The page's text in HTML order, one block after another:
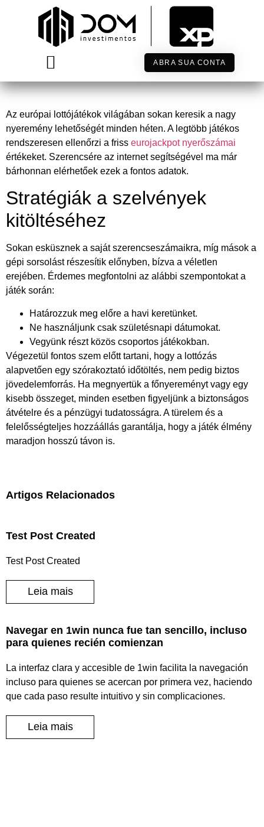
ABRA SUA CONTA
Hogyan érdemes követni az
Eurojackpot alakulását?
Az európai lottójátékok világában sokan keresik a nagy
nyeremény lehetőségét minden héten. A legtöbb játékos
rendszeresen ellenőrzi a friss eurojackpot nyerőszámai
értékeket. Szerencsére az internet segítségével ma már
bárhonnan elérhetőek ezek a fontos adatok.
Stratégiák a szelvények
kitöltéséhez
Sokan esküsznek a saját szerencseszámaikra, míg mások a
gépi sorsolást részesítik előnyben, bízva a véletlen
erejében. Érdemes megfontolni az alábbi szempontokat a
játék során:
Határozzuk meg előre a havi keretünket.
Ne használjunk csak születésnapi dátumokat.
Vegyünk részt közös csoportos játékokban.
Végezetül fontos szem előtt tartani, hogy a lottózás
alapvetően egy szórakoztató időtöltés, nem pedig biztos
jövedelemforrás. Ha megnyertük a főnyereményt vagy egy
kisebb összeget, minden esetben figyeljünk a biztonságos
átvételre és a pénzügyi tudatosságra. A türelem és a
felelősségteljes hozzáállás garantálja, hogy a játék élmény
maradjon hosszú távon is.
Artigos Relacionados
Test Post Created
Test Post Created
Leia mais
Navegar en 1win nunca fue tan sencillo, incluso
para quienes recién comienzan
La interfaz clara y accesible de 1win facilita la navegación
incluso para quienes se acercan por primera vez, haciendo
que cada paso resulte intuitivo y sin complicaciones.
Leia mais